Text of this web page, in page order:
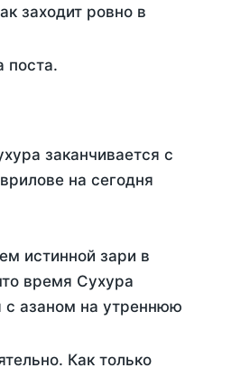
заходит ровно в
поста.
заканчивается с
на сегодня
истинной зари в
время Сухура
с азаном на утреннюю
Как только